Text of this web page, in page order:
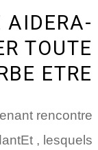
AIDERA-
TOUTE
ETRE ? )
rencontre
, lesquels